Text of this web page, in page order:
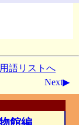
語リストへ
Next▶
館編